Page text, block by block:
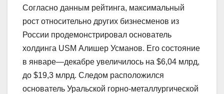
Согласно данным рейтинга, максимальный
рост относительно других бизнесменов из
России продемонстрировал основатель
холдинга USM Алишер Усманов. Его состояние
в январе—декабре увеличилось на $6,04 млрд,
до $19,3 млрд. Следом расположился
основатель Уральской горно-металлургической